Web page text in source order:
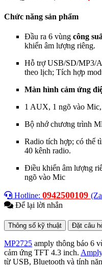
Chức năng sản phẩm
Đầu ra 6 vùng công
khiển âm lượng riêng.
Hỗ trợ USB/SD/MP3/
theo lịch; Tích hợp
Màn hình cảm ứng
1 AUX, 1 ngõ vào
Bộ nhớ chương trình
Radio tích hợp; có thể
40 kênh radio.
Điều khiển âm lượng
ngõ vào Mic
Hotline: 0942500109
Để lại lời nhắn
Thông số kỹ thuật Đặt câu
MP2725 amply thông báo 6
cảm ứng TFT 4.3 inch.
từ USB, Bluetooth và tính